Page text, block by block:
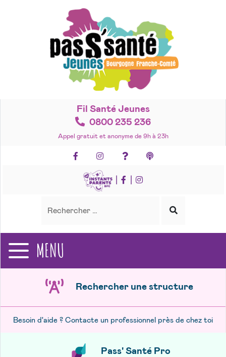
Fil Santé Jeunes
0800 235 236
Appel gratuit et anonyme de 9h à 23h
FacebookInstagramFoire aux questions
Lancer
recherche
MENU
Rechercher une structure
Besoin d'aide ? Contacte un professionnel près de chez toi
Pass' Santé Pro